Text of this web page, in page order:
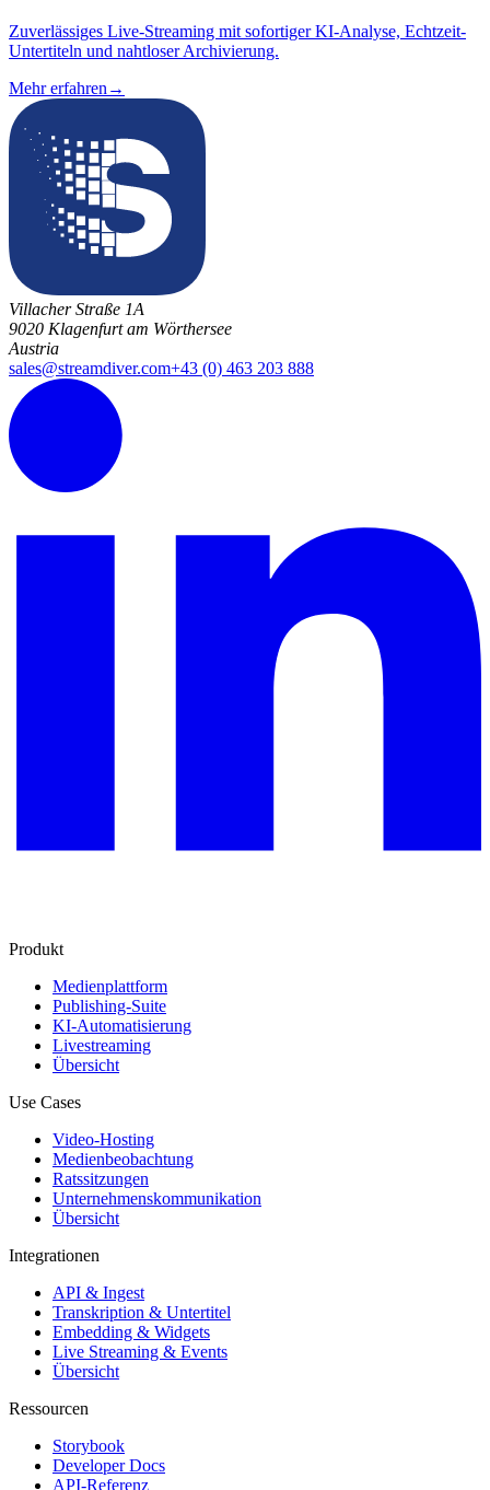
Zuverlässiges Live-Streaming mit sofortiger KI-Analyse, Echtzeit-
Untertiteln und nahtloser Archivierung.
Mehr erfahren →
Villacher Straße 1A
9020 Klagenfurt am Wörthersee
Austria
sales@streamdiver.com+43 (0) 463 203 888
Produkt
Medienplattform
Publishing-Suite
KI-Automatisierung
Livestreaming
Übersicht
Use Cases
Video-Hosting
Medienbeobachtung
Ratssitzungen
Unternehmenskommunikation
Übersicht
Integrationen
API & Ingest
Transkription & Untertitel
Embedding & Widgets
Live Streaming & Events
Übersicht
Ressourcen
Storybook
Developer Docs
API-Referenz